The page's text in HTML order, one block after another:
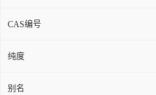
CAS编号
纯度
别名